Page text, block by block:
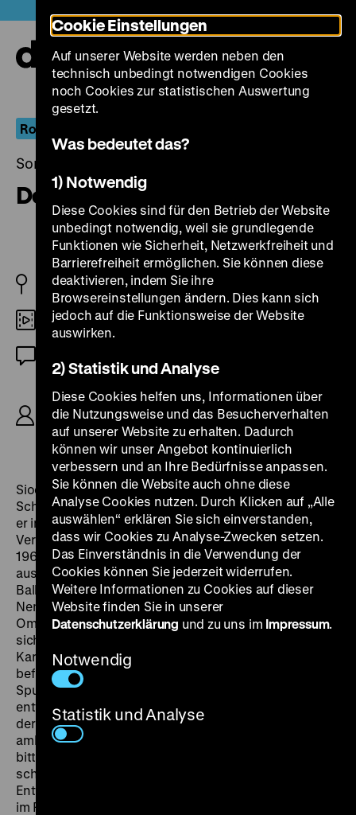
zum
Seiteninhalt
springen
Robert Siodmak
Sonntag, 15. Juni 2014, 15.00 - 00.00 Uhr
Der Schut
BRD/F/I 1964
Digital HD
R: Robert Siodmak, P: Artur Brauner, B: Georg
Marischka nach dem Roman von Karl May, K:
Alexander Sekulovic, D: Lex Barker, Ralf Wolter,
Marianne Hold, Rik Battaglia, 115’
Siodmak hatte in den 1960er Jahren zunehmend
Schwierigkeiten, eigene Stoffe durchzusetzen, so dass
er immer häufiger Auftragsarbeiten wie die Karl May-
Verfilmungen übernahm. MitDer Schutdehnte sich
1964 die Karl May-Welle auch auf die Orientromane
aus. Der Schut ist ein grausamer Bandit, der den
Balkan in Angst und Schrecken versetzt. Kara Ben
Nemsi und sein tollpatschiger Begleiter Hadschi Halef
Omar – natürlich von Ralf Wolter gespielt – machen
sich auf die Suche nach einem entführten Freund von
Kara Ben Nemsi, der sich in den Fängen des Schuts
befindet. Unterwegs stoßen sie immer wieder auf
Spuren des Schurken, ein niedergebranntes Dorf, eine
entführte Frau, Überfälle der Banditen; und es taucht
der zwielichtige Teppichhändler Nirwan auf… Die
ambitionierte
bitter enttäuscht von Siodmak: „Die Figuren Mays,
schon in den Büchern ja nur einer bestimmten
Entwicklungsstufe Jugendlicher angemessen, wirken
im Film ungenießbar lächerlich, weil sie zum Teil ins
Cookie Einstellungen
Auf unserer Website werden neben den
technisch unbedingt notwendigen Cookies
noch Cookies zur statistischen Auswertung
gesetzt.
Was bedeutet das?
1) Notwendig
Diese Cookies sind für den Betrieb der Website
unbedingt notwendig, weil sie grundlegende
Funktionen wie Sicherheit, Netzwerkfreiheit und
Barrierefreiheit ermöglichen. Sie können diese
deaktivieren, indem Sie ihre
Browsereinstellungen ändern. Dies kann sich
jedoch auf die Funktionsweise der Website
auswirken.
2) Statistik und Analyse
Diese Cookies helfen uns, Informationen über
die Nutzungsweise und das Besucherverhalten
auf unserer Website zu erhalten. Dadurch
können wir unser Angebot kontinuierlich
verbessern und an Ihre Bedürfnisse anpassen.
Sie können die Website auch ohne diese
Analyse Cookies nutzen. Durch Klicken auf „Alle
auswählen“ erklären Sie sich einverstanden,
dass wir Cookies zu Analyse-Zwecken setzen.
Das Einverständnis in die Verwendung der
Cookies können Sie jederzeit widerrufen.
Weitere Informationen zu Cookies auf dieser
Website finden Sie in unserer
Datenschutzerklärung und zu uns im Impressum.
Notwendig
Statistik und Analyse